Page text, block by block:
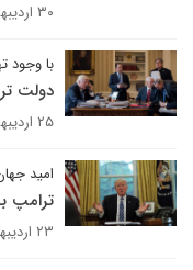
۳۰ اردیبهشت ۱۳۹۶
با وجود
دولت
۲۵ اردیبهشت ۱۳۹۶
امید
ترامپ
۲۳ اردیبهشت ۱۳۹۶